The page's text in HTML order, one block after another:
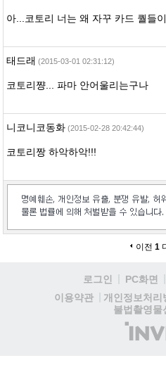
아...코토리 너는 왜 자꾸 카드 퀄들
태드래 (2015-03-01 02:31:12)
코토리쨩... 파마 안어울리는구나
니코니코동화 (2015-02-28 20:42:44)
코토리짱 하악하악!!!
이전 1
로그인 PC화면
이용약관
개인정보처리
불법촬영물
(
인